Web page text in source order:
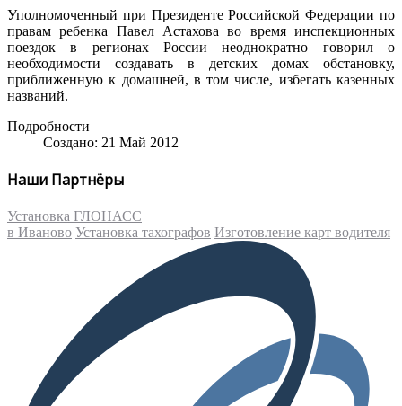
Уполномоченный при Президенте Российской Федерации по
правам ребенка Павел Астахова во время инспекционных
поездок в регионах России неоднократно говорил о
необходимости создавать в детских домах обстановку,
приближенную к домашней, в том числе, избегать казенных
названий.
Подробности
Создано: 21 Май 2012
Наши Партнёры
Установка ГЛОНАСС
в Иваново Установка тахографов Изготовление карт водителя